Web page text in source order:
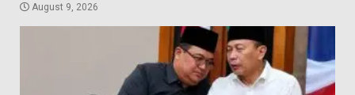
August 9, 2026